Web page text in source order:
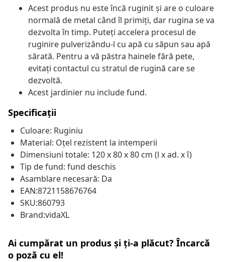
Acest produs nu este încă ruginit și are o culoare
normală de metal când îl primiți, dar rugina se va
dezvolta în timp. Puteți accelera procesul de
ruginire pulverizându-l cu apă cu săpun sau apă
sărată. Pentru a vă păstra hainele fără pete,
evitați contactul cu stratul de rugină care se
dezvoltă.
Acest jardinier nu include fund.
Specificații
Culoare: Ruginiu
Material: Oțel rezistent la intemperii
Dimensiuni totale: 120 x 80 x 80 cm (l x ad. x î)
Tip de fund: fund deschis
Asamblare necesară: Da
EAN:8721158676764
SKU:860793
Brand:vidaXL
Ai cumpărat un produs și ți-a plăcut? Încarcă
o poză cu el!